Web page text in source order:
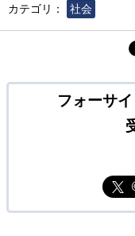
カテゴリ：
社会
フォーサ